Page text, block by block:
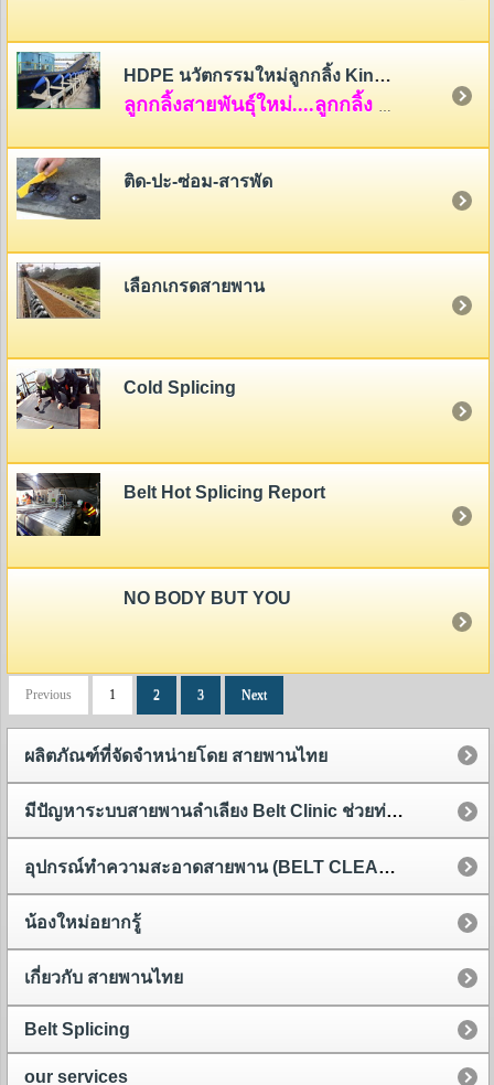
HDPE นวัตกรรมใหม่ลูกกลิ้ง King Roller (HDPE Rollers Innovation)
ลูกกลิ้งสายพันธุ์ใหม่....ลูกกลิ้ง HDPE
ติด-ปะ-ซ่อม-สารพัด
เลือกเกรดสายพาน
Cold Splicing
Belt Hot Splicing Report
NO BODY BUT YOU
Previous 1 2 3 Next
ผลิตภัณฑ์ที่จัดจำหน่ายโดย สายพานไทย
มีปัญหาระบบสายพานลำเลียง Belt Clinic ช่วยท่านได้
อุปกรณ์ทำความสะอาดสายพาน (BELT CLEANER)
น้องใหม่อยากรู้
เกี่ยวกับ สายพานไทย
Belt Splicing
our services